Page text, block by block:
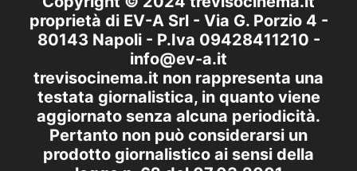
proprietà di EV-A Srl - Via G. Porzio 4 -
80143 Napoli - P.Iva 09428411210 -
info@ev-a.it
trevisocinema.it non rappresenta una
testata giornalistica, in quanto viene
aggiornato senza alcuna periodicità.
Pertanto non può considerarsi un
prodotto giornalistico ai sensi della